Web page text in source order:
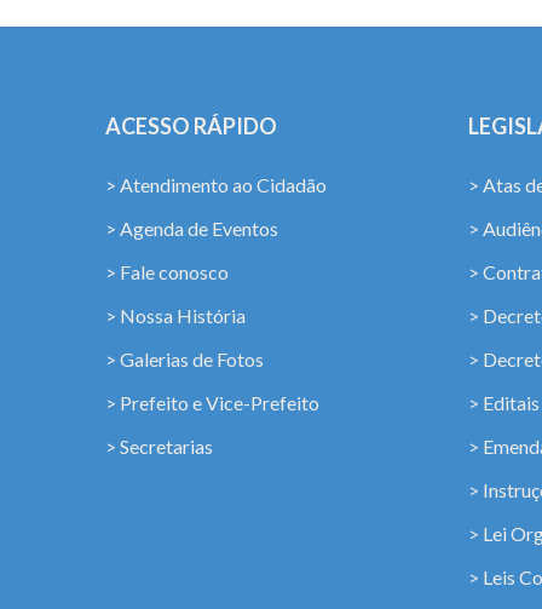
ACESSO RÁPIDO
> Atendimento ao Cidadão
> Agenda de Eventos
> Fale conosco
> Nossa História
> Galerias de Fotos
> Prefeito e Vice-Prefeito
> Secretarias
> Atas
>
>
>
>
> Editais
>
>
> Lei
> Leis